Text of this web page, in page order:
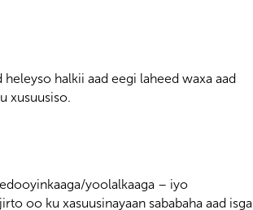
halkii aad eegi laheed waxa aad
xusuusiso.
yoolalkaaga – iyo
oo ku xasuusinayaan sababaha aad isga